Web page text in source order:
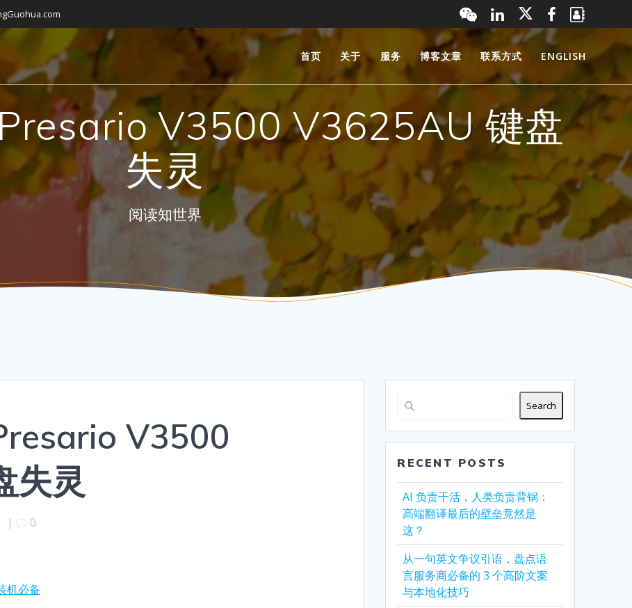
首页 关于 服务 博客文章 联系方式 ENGLISH
V3500 V3625AU 键盘
失灵
阅读知世界
V3500
失灵
| 0
机必备
Search
RECENT POSTS
AI 负责干活，人类负责背锅：
高端翻译最后的壁垒竟然是
这？
从一句英文争议引语，盘点语
言服务商必备的 3 个高阶文案
与本地化技巧